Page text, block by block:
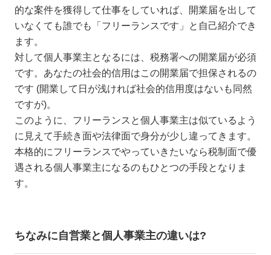
的な案件を獲得して仕事をしていれば、開業届を出して
いなくても誰でも「フリーランスです」と自己紹介でき
ます。
対して個人事業主となるには、税務署への開業届が必須
です。あなたの社会的信用はこの開業届で担保されるの
です (開業して日が浅ければ社会的信用度はないも同然
ですが)。
このように、フリーランスと個人事業主は似ているよう
に見えて手続き面や法律面で身分が少し違ってきます。
本格的にフリーランスでやっていきたいなら税制面で優
遇される個人事業主になるのもひとつの手段となりま
す。
ちなみに自営業と個人事業主の違いは?